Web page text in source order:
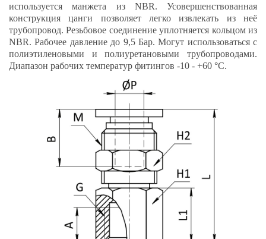
используется манжета из NBR. Усовершенствованная
конструкция цанги позволяет легко извлекать из неё
трубопровод. Резьбовое соединение уплотняется кольцом из
NBR. Рабочее давление до 9,5 Бар. Могут использоваться с
полиэтиленовыми и полиуретановыми трубопроводами.
Диапазон рабочих температур фитингов -10 - +60 °C.